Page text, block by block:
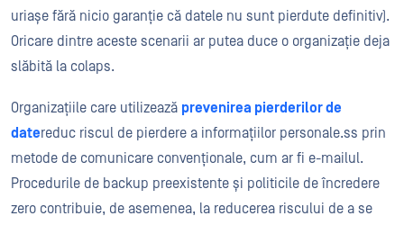
uriașe fără nicio garanție că datele nu sunt pierdute definitiv).
Oricare dintre aceste scenarii ar putea duce o organizație deja
slăbită la colaps.
Organizațiile care utilizează prevenirea pierderilor de
datereduc riscul de pierdere a informațiilor personale.ss prin
metode de comunicare convenționale, cum ar fi e-mailul.
Procedurile de backup preexistente și politicile de încredere
zero contribuie, de asemenea, la reducerea riscului de a se